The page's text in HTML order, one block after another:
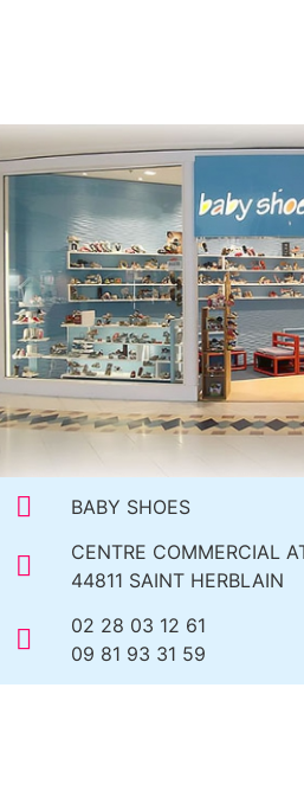
BABY SHOES
CENTRE COMMERCIAL
44811 SAINT HERBLAIN
02 28 03 12 61
09 81 93 31 59